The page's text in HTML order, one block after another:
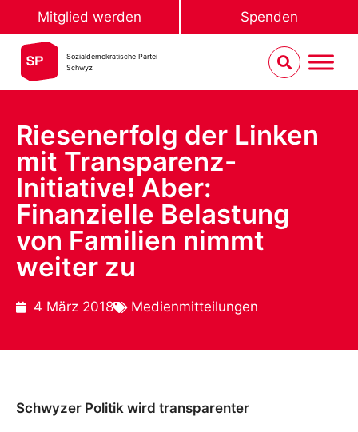
Mitglied werden Spenden
Sozialdemokratische Partei
Schwyz
Riesenerfolg der Linken
mit Transparenz-
Initiative! Aber:
Finanzielle Belastung
von Familien nimmt
weiter zu
4 März 2018 Medienmitteilungen
Schwyzer Politik wird transparenter